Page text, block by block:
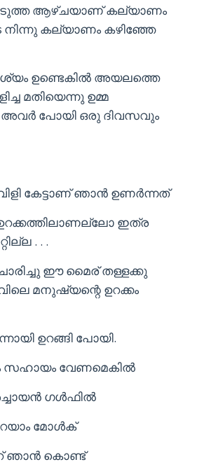
ആഴ്ചയാണ് കല്യാണം
കല്യാണം കഴിഞ്ഞേ
ഉണ്ടെകിൽ അയലത്തെ
മതിയെന്നു ഉമ്മ
പോയി ഒരു ദിവസവും
കേട്ടാണ് ഞാൻ ഉണർന്നത്
ഉറക്കത്തിലാണല്ലോ ഇത്ര
. . .
ഈ മൈര് തള്ളക്കു
മനുഷ്യന്റെ ഉറക്കം
ഉറങ്ങി പോയി.
സഹായം വേണമെകിൽ
ഗൾഫിൽ
മോൾക്
ഞാൻ കൊണ്ട്